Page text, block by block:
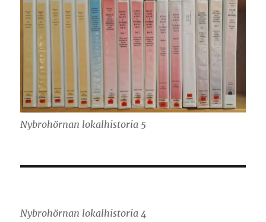
Nybrohörnan lokalhistoria 5
Nybrohörnan lokalhistoria 4